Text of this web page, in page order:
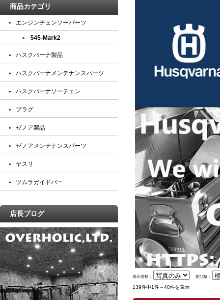
表示切替： 並び順：
139件中1件～40件を表示
商品カテゴリ
エンジンチェンソーパーツ
545-Mark2
ハスクバーナ製品
ハスクバーナメンテナンスパーツ
ハスクバーナソーチェン
プラグ
ゼノア製品
ゼノアメンテナンスパーツ
ヤスリ
ツムラガイドバー
店長ブログ